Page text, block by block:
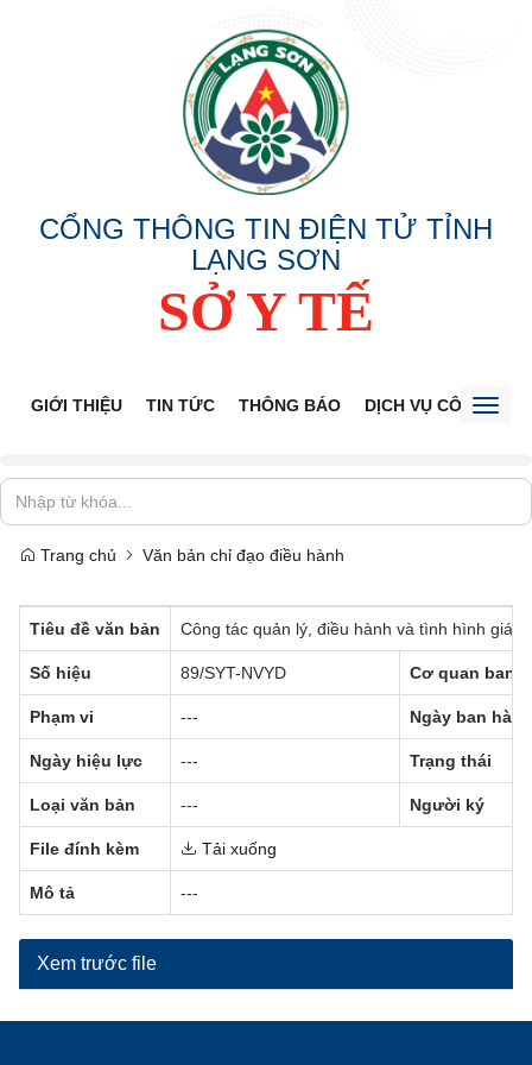
CỔNG THÔNG TIN ĐIỆN TỬ TỈNH
LẠNG SƠN
SỞ Y TẾ
GIỚI THIỆU TIN TỨC THÔNG BÁO DỊCH VỤ CÔNG
Trang chủ Văn bản chỉ đạo điều hành
Tiêu đề văn bản Công tác quản lý, điều hành và tình hình giá
Số hiệu 89/SYT-NVYD Cơ quan ban
Phạm vi --- Ngày ban hành
Ngày hiệu lực --- Trạng thái
Loại văn bản --- Người ký
File đính kèm Tải xuống
Mô tả ---
Xem trước file